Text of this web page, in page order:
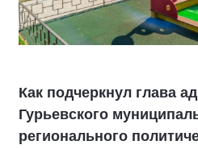
Как подчеркнул глава
Гурьевского
регионального